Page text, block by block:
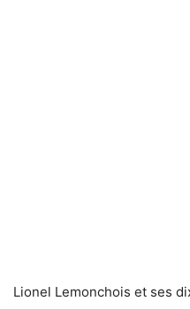
Lionel Lemonchois et ses